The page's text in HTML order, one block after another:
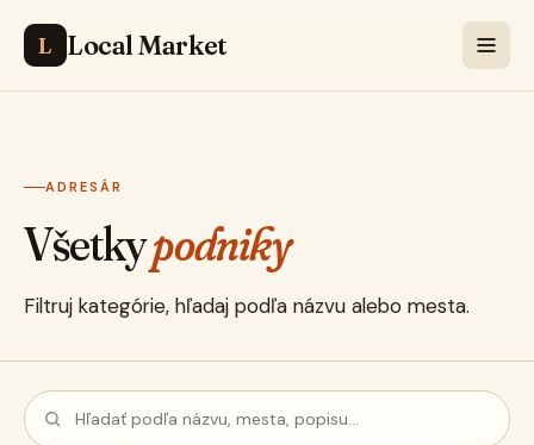
L Local Market
ADRESÁR
Všetkypodniky
Filtruj kategórie, hľadaj podľa názvu alebo mesta.